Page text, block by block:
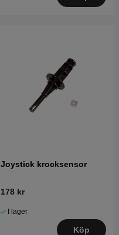
Joystick krocksensor
178 kr
I lager
Köp